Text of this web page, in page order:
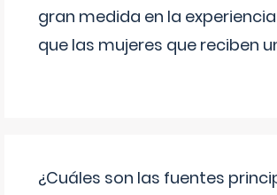
gran medida en la
que las mujeres que reciben
¿Cuáles son las fuentes